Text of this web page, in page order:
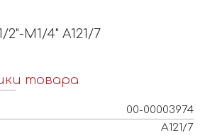
М1/4" A121/7
товара
00-00003974
A121/7